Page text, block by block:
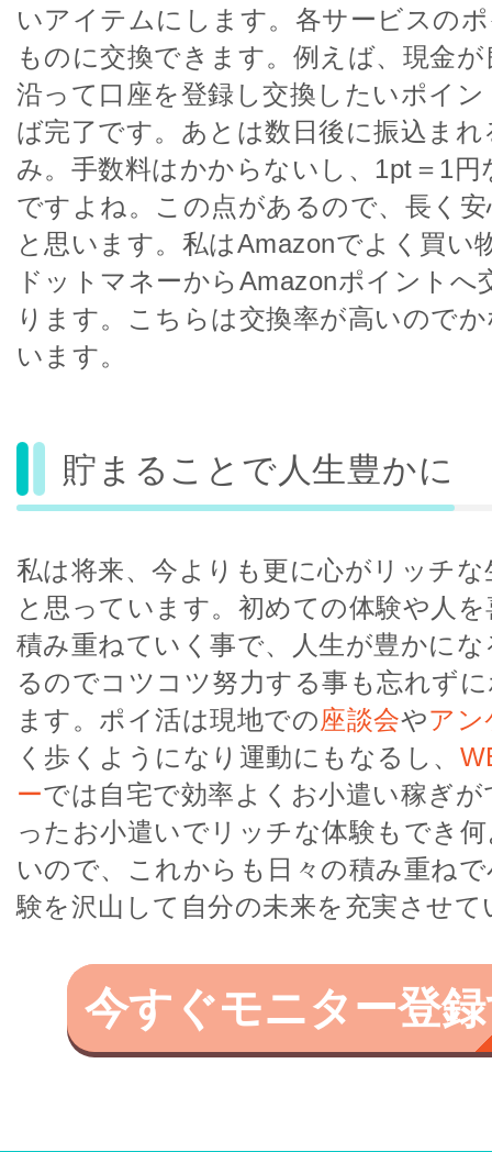
いアイテムにします。各サービスの
ものに交換できます。例えば、現金
沿って口座を登録し交換したいポイ
ば完了です。あとは数日後に振込ま
み。手数料はかからないし、1pt＝1円
ですよね。この点があるので、長く
と思います。私はAmazonでよく買い
ドットマネーからAmazonポイントへ
ります。こちらは交換率が高いので
います。
貯まることで人生豊かに
私は将来、今よりも更に心がリッチ
と思っています。初めての体験や人
積み重ねていく事で、人生が豊かに
るのでコツコツ努力する事も忘れず
ます。ポイ活は現地での座談会やアン
く歩くようになり運動にもなるし、
ーでは自宅で効率よくお小遣い稼ぎ
ったお小遣いでリッチな体験もでき
いので、これからも日々の積み重ね
験を沢山して自分の未来を充実させ
今すぐモニター登